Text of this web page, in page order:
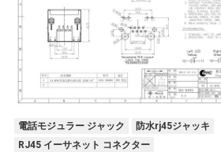
電話モジュラー ジャック
防水rj45ジャッキ
RJ45 イーサネット コネクター